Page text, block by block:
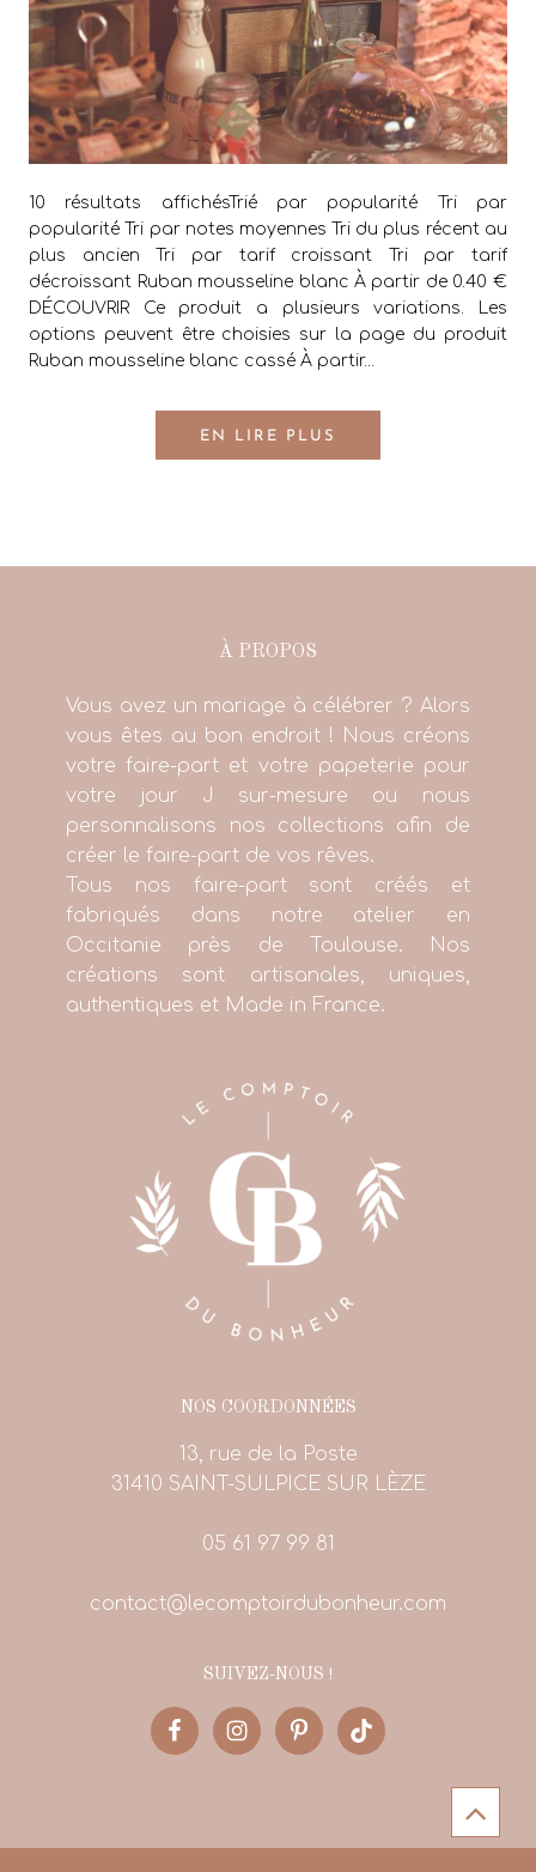
10 résultats affichésTrié par popularité Tri par
popularité Tri par notes moyennes Tri du plus récent au
plus ancien Tri par tarif croissant Tri par tarif
décroissant Ruban mousseline blanc À partir de 0.40 €
DÉCOUVRIR Ce produit a plusieurs variations. Les
options peuvent être choisies sur la page du produit
Ruban mousseline blanc cassé À partir...
EN LIRE PLUS
À PROPOS
Vous avez un mariage à célébrer ? Alors
vous êtes au bon endroit ! Nous créons
votre faire-part et votre papeterie pour
votre jour J sur-mesure ou nous
personnalisons nos collections afin de
créer le faire-part de vos rêves.
Tous nos faire-part sont créés et
fabriqués dans notre atelier en
Occitanie près de Toulouse. Nos
créations sont artisanales, uniques,
authentiques et Made in France.
NOS COORDONNÉES
13, rue de la Poste
31410 SAINT-SULPICE SUR LÈZE
05 61 97 99 81
contact@lecomptoirdubonheur.com
SUIVEZ-NOUS !